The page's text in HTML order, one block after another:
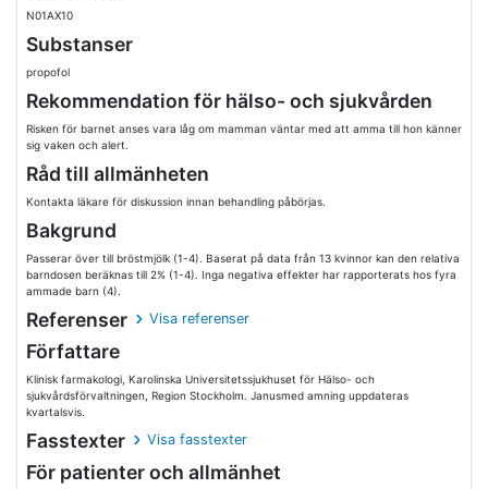
N01AX10
Substanser
propofol
Rekommendation för hälso- och sjukvården
Risken för barnet anses vara låg om mamman väntar med att amma till hon känner
sig vaken och alert.
Råd till allmänheten
Kontakta läkare för diskussion innan behandling påbörjas.
Bakgrund
Passerar över till bröstmjölk (1-4). Baserat på data från 13 kvinnor kan den relativa
barndosen beräknas till 2% (1-4). Inga negativa effekter har rapporterats hos fyra
ammade barn (4).
Referenser Visa referenser
Författare
Klinisk farmakologi, Karolinska Universitetssjukhuset för Hälso- och
sjukvårdsförvaltningen, Region Stockholm. Janusmed amning uppdateras
kvartalsvis.
Fasstexter Visa fasstexter
För patienter och allmänhet